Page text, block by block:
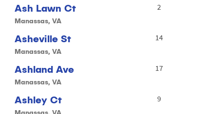
Ash Lawn Ct
Manassas, VA
2
Asheville St
Manassas, VA
14
Ashland Ave
Manassas, VA
17
Ashley Ct
Manassas, VA
9